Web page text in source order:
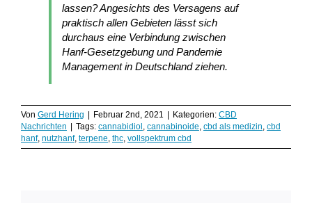
lassen? Angesichts des Versagens auf
praktisch allen Gebieten lässt sich
durchaus eine Verbindung zwischen
Hanf-Gesetzgebung und Pandemie
Management in Deutschland ziehen.
Von Gerd Hering | Februar 2nd, 2021 | Kategorien: CBD
Nachrichten | Tags: cannabidiol, cannabinoide, cbd als medizin, cbd
hanf, nutzhanf, terpene, thc, vollspektrum cbd